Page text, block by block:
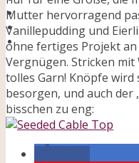
Opal-Abos
Strickblogs
Hörbücher
Mutter hervorragend
Vanillepudding und
ohne fertiges Projekt
Vergnügen. Stricken
tolles Garn! Knöpfe wird
besorgen, und auch der
bisschen zu eng: